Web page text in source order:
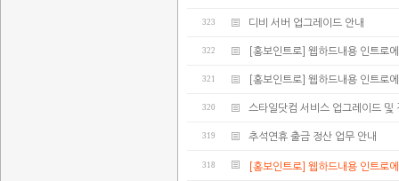
323 디비 서버 업그레이드 안내
322 [홍보인트로] 웹하드내용 인트로
321 [홍보인트로] 웹하드내용 인트로
320 스타일닷컴 서비스 업그레이드 및
319 추석연휴 출금 정산 업무 안내
318 [홍보인트로] 웹하드내용 인트로